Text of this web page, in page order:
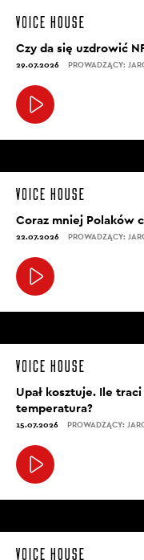
Czy da się uzdrowić
29.07.2026 PROWADZĄCY:
Coraz mniej Polaków
22.07.2026 PROWADZĄCY:
Upał kosztuje. Ile
temperatura?
15.07.2026 PROWADZĄCY: